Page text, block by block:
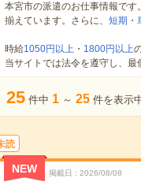
本宮市の派遣のお仕事情報です。
揃えています。さらに、 短期 ・
時給1050円以上・ 1800円以上
当サイトでは法令を遵守し、最
25 件中 1 ～ 25 件を表示
読
NEW 掲載日 2026/08/08